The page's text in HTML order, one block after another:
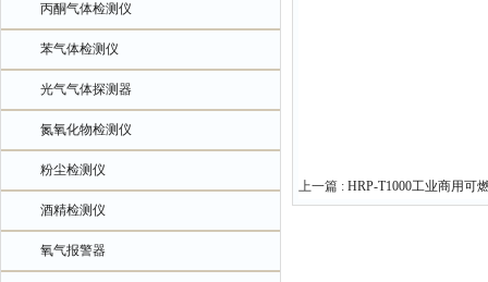
丙酮气体检测仪
苯气体检测仪
光气气体探测器
氮氧化物检测仪
粉尘检测仪
酒精检测仪
氧气报警器
上一篇 : HRP-T1000工业商用可